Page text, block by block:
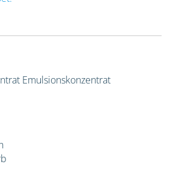
Emulsionskonzentrat